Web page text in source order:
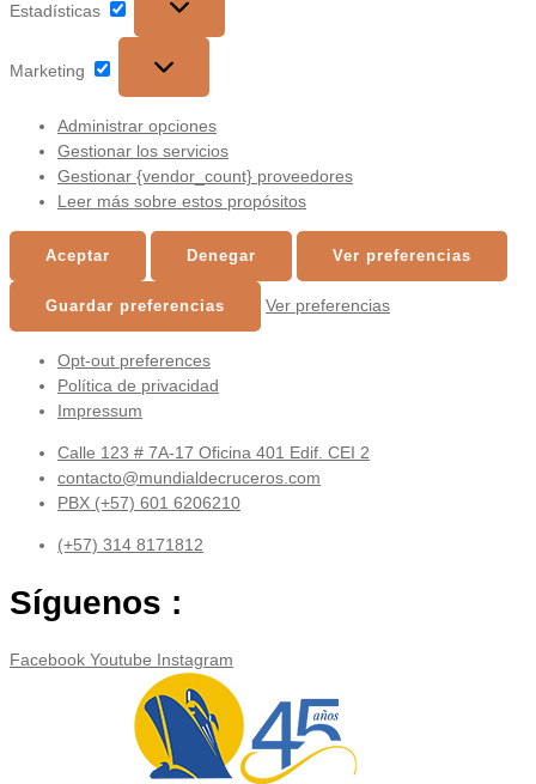
Estadísticas
Marketing
Marketing
Administrar opciones
Gestionar los servicios
Gestionar {vendor_count} proveedores
Leer más sobre estos propósitos
Aceptar Denegar Ver preferencias
Guardar preferencias Ver preferencias
Opt-out preferences
Política de privacidad
Impressum
contenido
Calle 123 # 7A-17 Oficina 401 Edif. CEI 2
contacto@mundialdecruceros.com
PBX (+57) 601 6206210
(+57) 314 8171812
Síguenos :
Facebook Youtube Instagram